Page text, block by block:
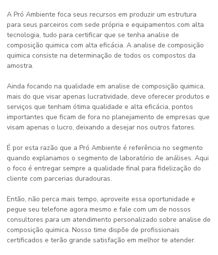
A Pró Ambiente foca seus recursos em produzir um estrutura
para seus parceiros com sede própria e equipamentos com alta
tecnologia, tudo para certificar que se tenha analise de
composição quimica com alta eficácia. A analise de composição
quimica consiste na determinação de todos os compostos da
amostra.
Ainda focando na qualidade em analise de composição quimica,
mais do que visar apenas lucratividade, deve oferecer produtos e
serviços que tenham ótima qualidade e alta eficácia, pontos
importantes que ficam de fora no planejamento de empresas que
visam apenas o lucro, deixando a desejar nos outros fatores.
É por esta razão que a Pró Ambiente é referência no segmento
quando explanamos o segmento de laboratório de análises. Aqui
o foco é entregar sempre a qualidade final para fidelização do
cliente com parcerias duradouras.
Então, não perca mais tempo, aproveite essa oportunidade e
pegue seu telefone agora mesmo e fale com um de nossos
consultores para um atendimento personalizado sobre analise de
composição quimica. Nosso time dispõe de profissionais
certificados e terão grande satisfação em melhor te atender.